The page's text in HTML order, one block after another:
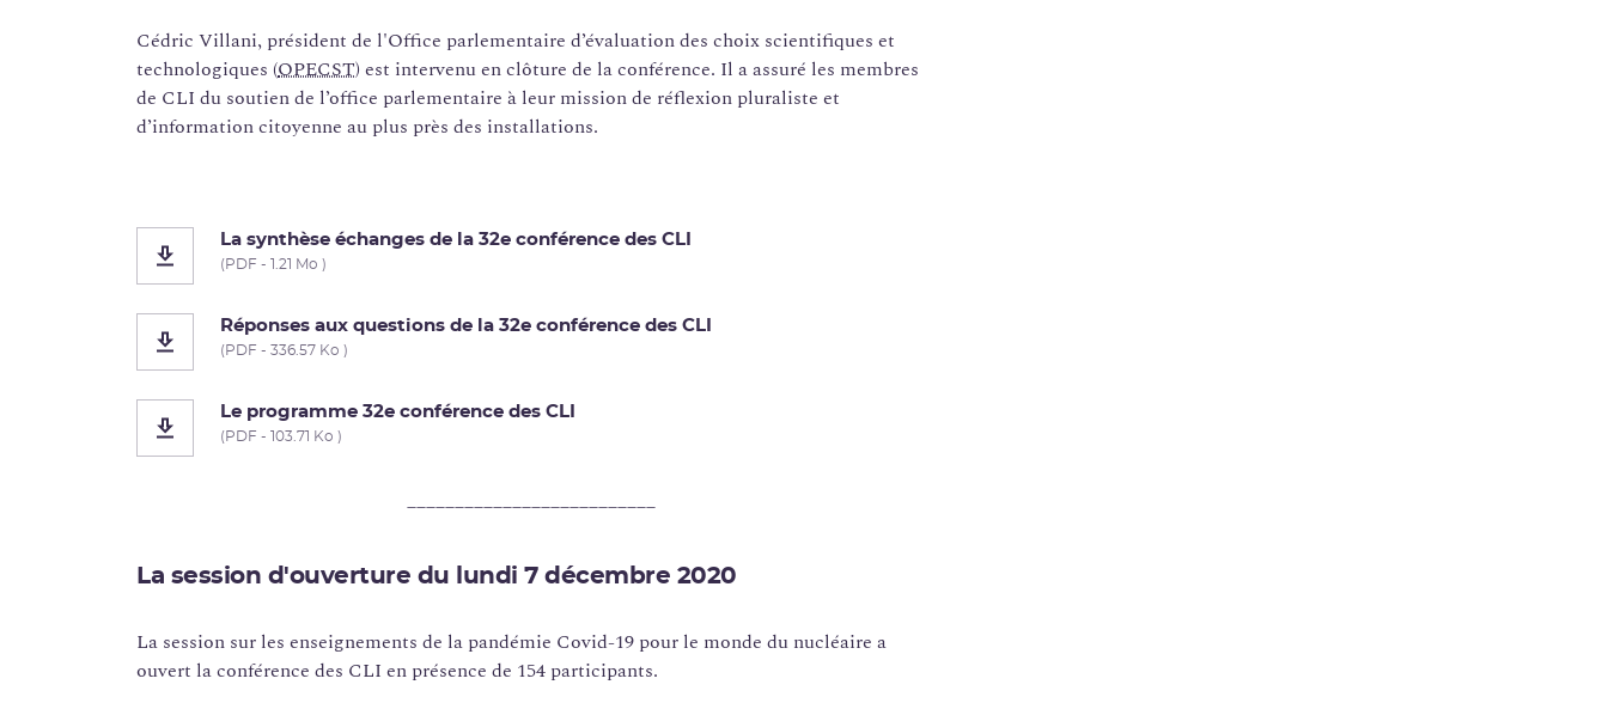
Cédric Villani, président de l'Office parlementaire d’évaluation des choix scientifiques et
technologiques (OPECST) est intervenu en clôture de la conférence. Il a assuré les membres
de CLI du soutien de l’office parlementaire à leur mission de réflexion pluraliste et
d’information citoyenne au plus près des installations.
La synthèse échanges de la 32e conférence des CLI
(PDF - 1.21 Mo )
Réponses aux questions de la 32e conférence des CLI
(PDF - 336.57 Ko )
Le programme 32e conférence des CLI
(PDF - 103.71 Ko )
__________________________
La session d'ouverture du lundi 7 décembre 2020
La session sur les enseignements de la pandémie Covid-19 pour le monde du nucléaire a
ouvert la conférence des CLI en présence de 154 participants.